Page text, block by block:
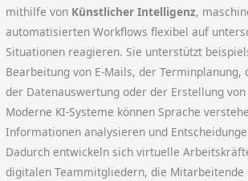
mithilfe von Künstlicher Intelligenz,
automatisierten Workflows flexibel auf
Situationen reagieren. Sie unterstützt
Bearbeitung von E-Mails, der Terminplanung,
der Datenauswertung oder der Erstellung
Moderne KI-Systeme können Sprache
Informationen analysieren und
Dadurch entwickeln sich virtuelle
digitalen Teammitgliedern, die